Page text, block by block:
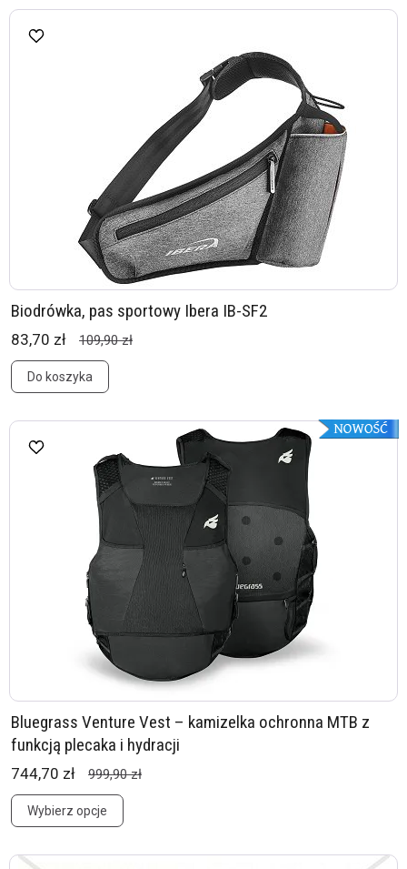
Biodrówka, pas sportowy Ibera IB-SF2
83,70 zł 109,90 zł
Do koszyka
Bluegrass Venture Vest – kamizelka ochronna MTB z
funkcją plecaka i hydracji
744,70 zł 999,90 zł
Wybierz opcje